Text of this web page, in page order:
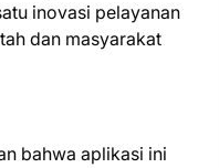
inovasi pelayanan
dan masyarakat
bahwa aplikasi ini